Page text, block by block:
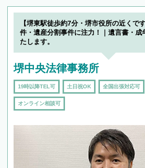
【堺東駅徒歩約7分・堺市役所の近くで
件・遺産分割事件に注力！｜遺言書・成
たします。
堺中央法律事務所
19時以降TEL可 土日祝OK 全国出張対応可
オンライン相談可